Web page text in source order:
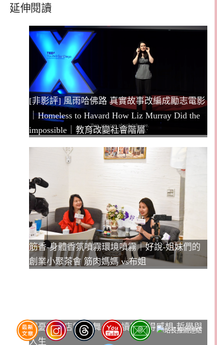
延伸閱讀
[非影評] 風雨哈佛路 真實故事改編成勵志電影
｜Homeless to Havard How Liz Murray Did the
impossible｜教育改變社會階層
筋香-身體香氛噴霧環境噴霧｜好說-姐妹們的
創業小聚茶會 筋肉媽媽 vs布姐
解憂雜貨店電影 舞台劇 讀後心得感想-哲學與
人生